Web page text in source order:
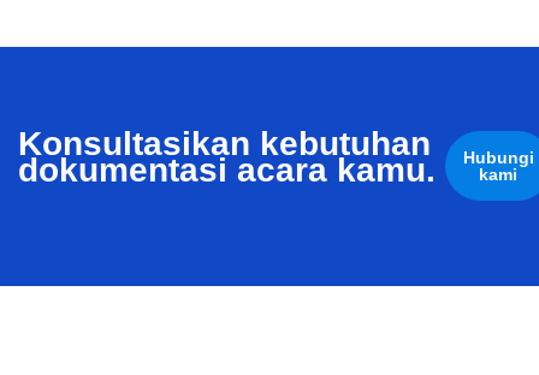
Konsultasikan kebutuhan
dokumentasi acara kamu.
Hubungi
kami